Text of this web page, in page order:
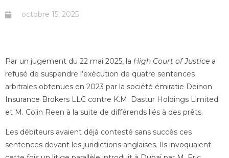
octobre 15, 2025
Par un jugement du 22 mai 2025, la High Court of Justice a
refusé de suspendre l’exécution de quatre sentences
arbitrales obtenues en 2023 par la société émiratie Deinon
Insurance Brokers LLC contre K.M. Dastur Holdings Limited
et M. Colin Reen à la suite de différends liés à des prêts.
Les débiteurs avaient déjà contesté sans succès ces
sentences devant les juridictions anglaises. Ils invoquaient